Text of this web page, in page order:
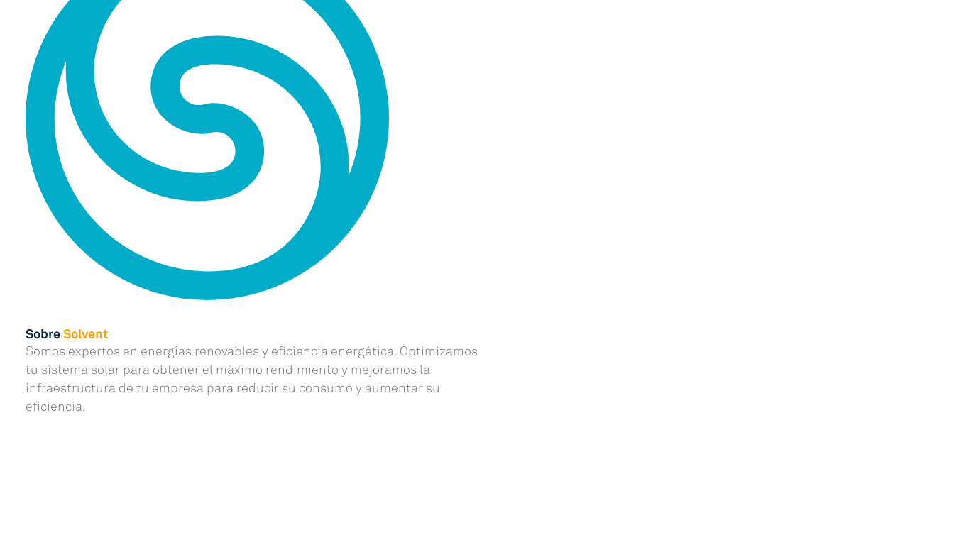
SobreSolvent
Somos expertos en energías renovables y eficiencia energética. Optimizamos
tu sistema solar para obtener el máximo rendimiento y mejoramos la
infraestructura de tu empresa para reducir su consumo y aumentar su
eficiencia.